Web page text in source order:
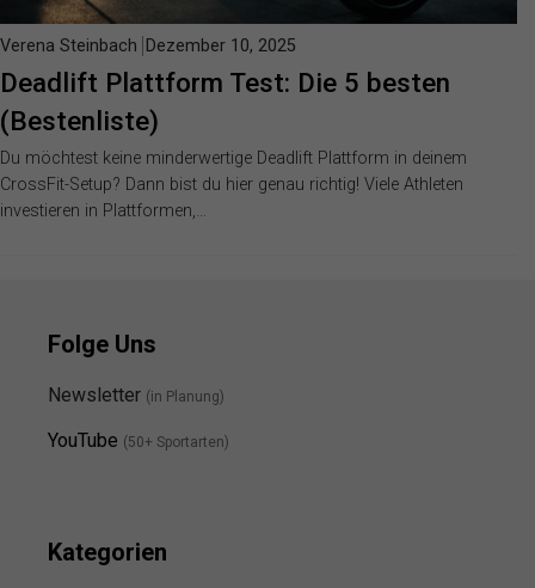
Deadlift Plattform Test: Die 5 besten
(Bestenliste)
Verena Steinbach Dezember 10, 2025
Du möchtest keine minderwertige Deadlift Plattform in deinem
CrossFit-Setup? Dann bist du hier genau richtig! Viele Athleten
investieren in Plattformen,…
Folge Uns
Newsletter (in Planung)
YouTube (50+ Sportarten)
Kategorien